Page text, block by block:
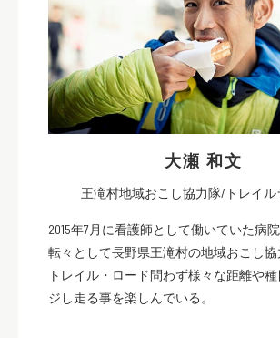
大瀬 和文
王滝村地域おこし協力隊/トレイル
2015年7月に看護師として働いていた病院
転々として長野県王滝村の地域おこし協
トレイル・ロード問わず様々な距離や
ジし走る事を楽しんでいる。